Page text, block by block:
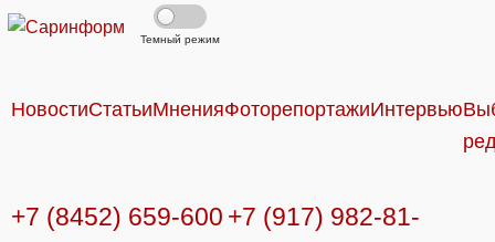
Темный режим
НовостиСтатьиМненияФоторепортажиИнтервью
+7 (8452) 659-600 +7 (917) 982-81-